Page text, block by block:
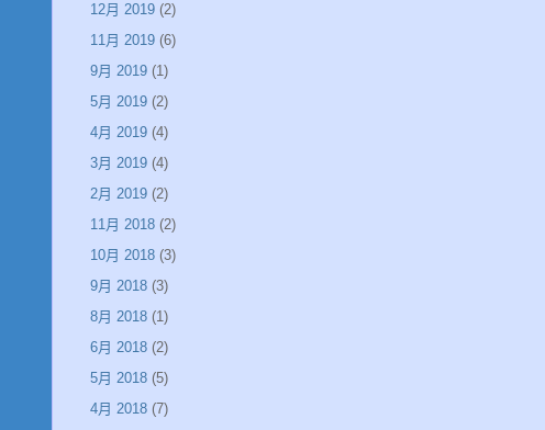
12月 2019 (2)
11月 2019 (6)
9月 2019 (1)
5月 2019 (2)
4月 2019 (4)
3月 2019 (4)
2月 2019 (2)
11月 2018 (2)
10月 2018 (3)
9月 2018 (3)
8月 2018 (1)
6月 2018 (2)
5月 2018 (5)
4月 2018 (7)